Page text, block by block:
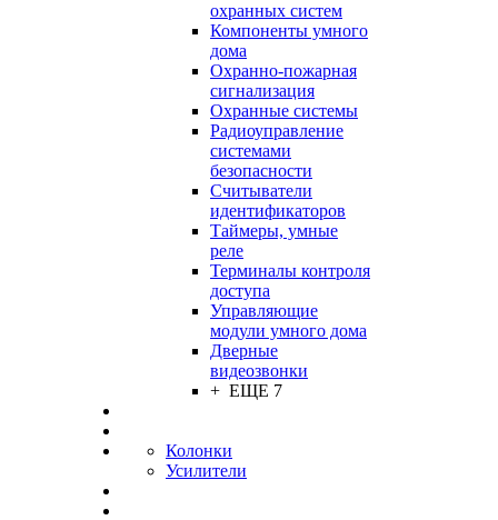
охранных систем
Компоненты умного
дома
Охранно-пожарная
сигнализация
Охранные системы
Радиоуправление
системами
безопасности
Считыватели
идентификаторов
Таймеры, умные
реле
Терминалы контроля
доступа
Управляющие
модули умного дома
Дверные
видеозвонки
+ ЕЩЕ 7
Колонки
Усилители